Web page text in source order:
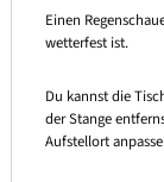
Einen
wetterfest ist.
Du kannst die
der Stange
Aufstellort